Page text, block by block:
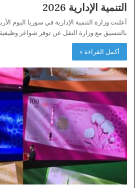
التنمية الإدارية 2026
بالتنسيق مع وزارة النقل عن توفر شواغر
أكمل القراءة »